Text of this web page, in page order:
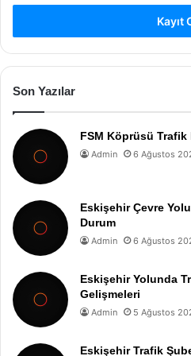
Kayıt
Son Yazılar
FSM Köprüsü
Admin 6 Ağustos
Eskişehir Çevre
Durum
Admin 6 Ağustos
Eskişehir Yolunda
Gelişmeleri
Admin 5 Ağustos
Eskişehir Trafik